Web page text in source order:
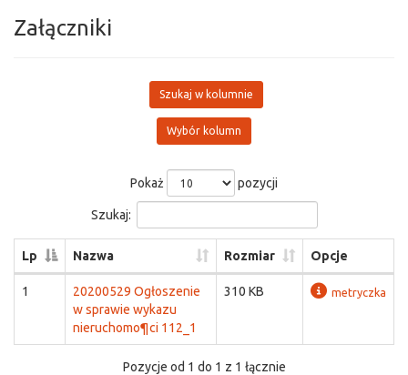
Załączniki
Szukaj w kolumnie
Wybór kolumn
Pokaż pozycji
Szukaj:
Lp Nazwa Rozmiar Opcje
1
20200529 Ogłoszenie
w sprawie wykazu
nieruchomo¶ci 112_1
310 KB metryczka
Pozycje od 1 do 1 z 1 łącznie